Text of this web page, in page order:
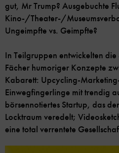
gut, Mr Trump? Ausgebuchte
Kino-/Theater-/
Ungeimpfte vs. Geimpfte?
In Teilgruppen entwickelten
Fächer humoriger Konzepte
Kabarett: Upcycling-
Einwegfingerlinge mit trendig
börsennotiertes Startup, das
Locktraum veredelt;
eine total verrentete